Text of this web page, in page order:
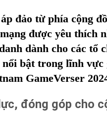
đảo từ phía cộng
được yêu thích
dành cho các tổ
bật trong lĩnh vực
GameVerser
đóng góp cho